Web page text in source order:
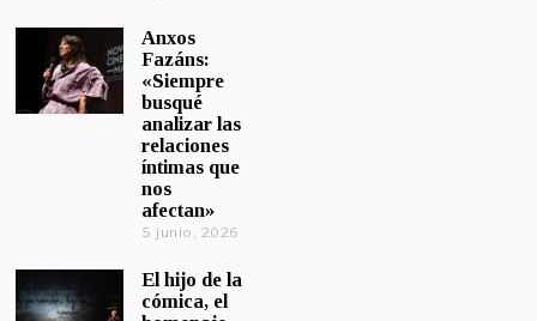
Anxos
Fazáns:
«Siempre
busqué
analizar las
relaciones
íntimas que
nos
afectan»
5 junio, 2026
El hijo de la
cómica, el